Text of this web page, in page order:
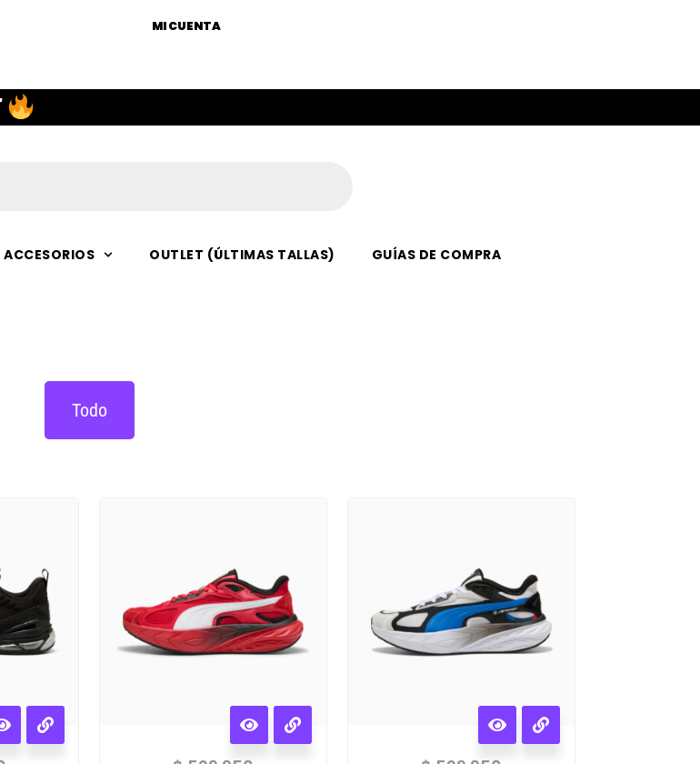
MI CUENTA
ACCESORIOS OUTLET (ÚLTIMAS TALLAS) GUÍAS DE COMPRA
Todo